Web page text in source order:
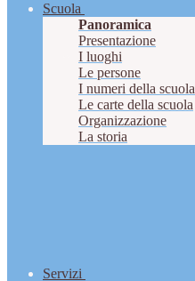
Scuola
Panoramica
Presentazione
I luoghi
Le persone
I numeri della scuola
Le carte della scuola
Organizzazione
La storia
Servizi